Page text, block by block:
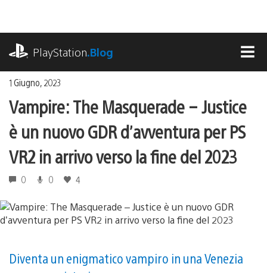
contenuto
PlayStation.Blog
1 Giugno, 2023
Vampire: The Masquerade – Justice
è un nuovo GDR d’avventura per PS
VR2 in arrivo verso la fine del 2023
0 0 4
Diventa un enigmatico vampiro in una Venezia